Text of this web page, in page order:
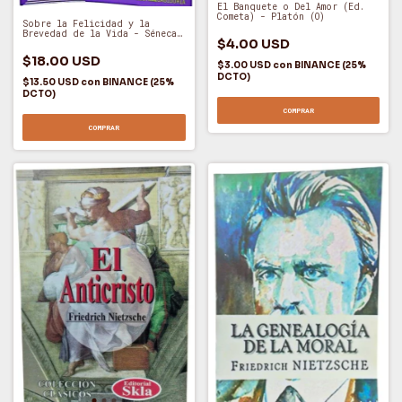
Sobre la Felicidad y la
Brevedad de la Vida - Séneca
$18.00 USD
$13.50 USD con BINANCE (25%
DCTO)
COMPRAR
El Banquete o Del Amor (Ed.
Cometa) - Platón (O)
$4.00 USD
$3.00 USD con BINANCE (25%
DCTO)
COMPRAR